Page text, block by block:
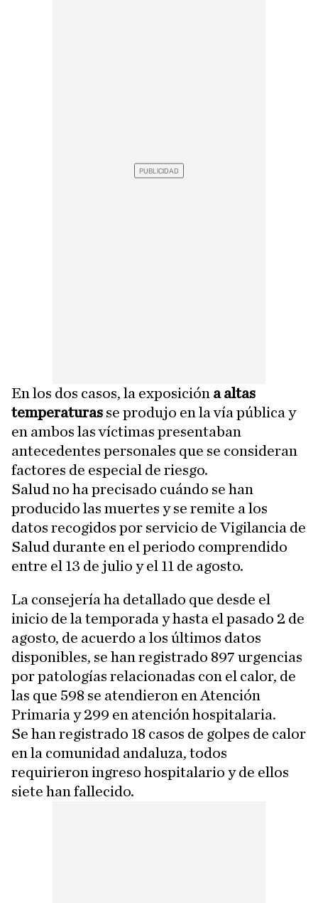
En los dos casos, la exposición a altas
temperaturas se produjo en la vía pública y
en ambos las víctimas presentaban
antecedentes personales que se consideran
factores de especial de riesgo.
Salud no ha precisado cuándo se han
producido las muertes y se remite a los
datos recogidos por servicio de Vigilancia de
Salud durante en el periodo comprendido
entre el 13 de julio y el 11 de agosto.
La consejería ha detallado que desde el
inicio de la temporada y hasta el pasado 2 de
agosto, de acuerdo a los últimos datos
disponibles, se han registrado 897 urgencias
por patologías relacionadas con el calor, de
las que 598 se atendieron en Atención
Primaria y 299 en atención hospitalaria.
Se han registrado 18 casos de golpes de calor
en la comunidad andaluza, todos
requirieron ingreso hospitalario y de ellos
siete han fallecido.